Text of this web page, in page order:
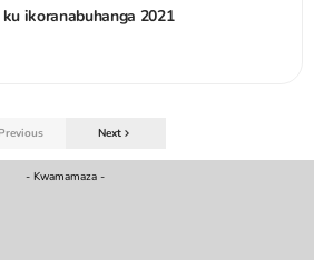
ikoranabuhanga 2021
Previous Next
- Kwamamaza -